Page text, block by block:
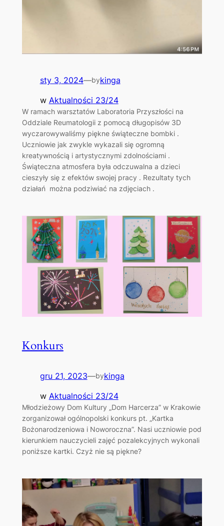
sty 3, 2024—bykinga
w Aktualności 23/24
W ramach warsztatów Laboratoria Przyszłości na
Oddziale Reumatologii z pomocą długopisów 3D
wyczarowywaliśmy piękne świąteczne bombki .
Uczniowie jak zwykle wykazali się ogromną
kreatywnością i artystycznymi zdolnościami .
Świąteczna atmosfera była odczuwalna a dzieci
cieszyły się z efektów swojej pracy . Rezultaty tych
działań można podziwiać na zdjęciach .
Konkurs
gru 21, 2023—bykinga
w Aktualności 23/24
Młodzieżowy Dom Kultury „Dom Harcerza” w Krakowie
zorganizował ogólnopolski konkurs pt. „Kartka
Bożonarodzeniowa i Noworoczna”. Nasi uczniowie pod
kierunkiem nauczycieli zajęć pozalekcyjnych wykonali
poniższe kartki. Czyż nie są piękne?